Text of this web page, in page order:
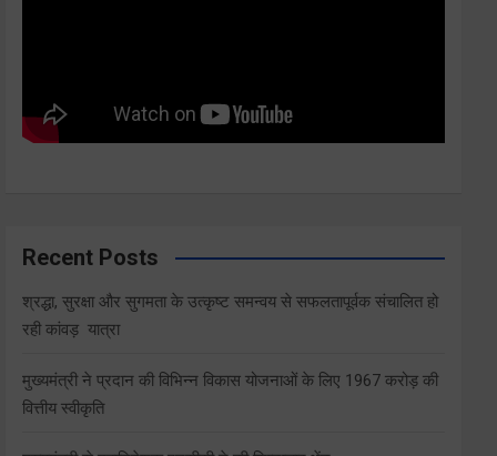
Recent Posts
श्रद्धा, सुरक्षा और सुगमता के उत्कृष्ट समन्वय से सफलतापूर्वक संचालित हो
रही कांवड़ यात्रा
मुख्यमंत्री ने प्रदान की विभिन्न विकास योजनाओं के लिए 1967 करोड़ की
वित्तीय स्वीकृति